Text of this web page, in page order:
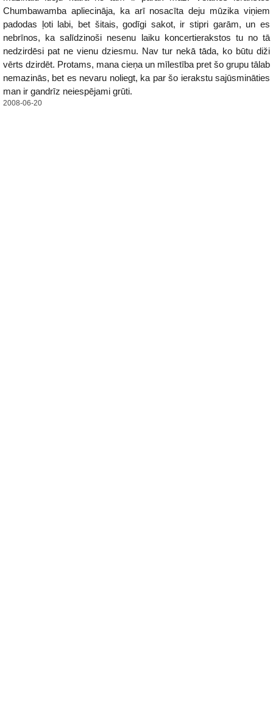
Chumbawamba apliecināja, ka arī nosacīta deju mūzika viņiem
padodas ļoti labi, bet šitais, godīgi sakot, ir stipri garām, un es
nebrīnos, ka salīdzinoši nesenu laiku koncertierakstos tu no tā
nedzirdēsi pat ne vienu dziesmu. Nav tur nekā tāda, ko būtu diži
vērts dzirdēt. Protams, mana cieņa un mīlestība pret šo grupu tālab
nemazinās, bet es nevaru noliegt, ka par šo ierakstu sajūsmināties
man ir gandrīz neiespējami grūti.
2008-06-20